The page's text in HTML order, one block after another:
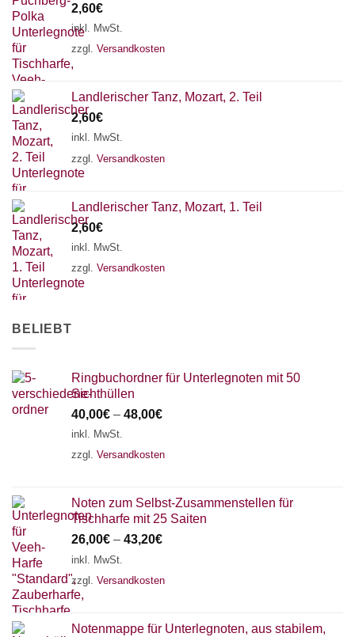
2,60€
inkl. MwSt.
zzgl. Versandkosten
Landlerischer Tanz, Mozart, 2. Teil
2,60€
inkl. MwSt.
zzgl. Versandkosten
Landlerischer Tanz, Mozart, 1. Teil
2,60€
inkl. MwSt.
zzgl. Versandkosten
BELIEBT
Ringbuchordner für Unterlegnoten mit 50
Sichthüllen
40,00€ – 48,00€
inkl. MwSt.
zzgl. Versandkosten
Noten zum Selbst-Zusammenstellen für
Tischharfe mit 25 Saiten
26,00€ – 43,20€
inkl. MwSt.
zzgl. Versandkosten
Notenmappe für Unterlegnoten, aus stabilem,
Chat Support
18 SAITEN 21 SAITEN